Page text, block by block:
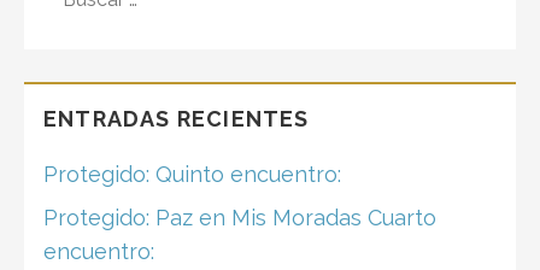
ENTRADAS RECIENTES
Protegido: Quinto encuentro:
Protegido: Paz en Mis Moradas Cuarto
encuentro: